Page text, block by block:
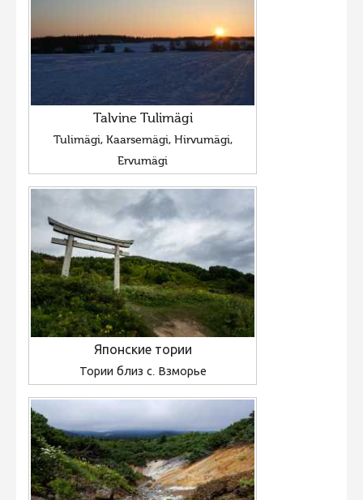
Talvine Tulimägi
Tulimägi, Kaarsemägi, Hirvumägi,
Ervumägi
Японские тории
Тории близ с. Взморье